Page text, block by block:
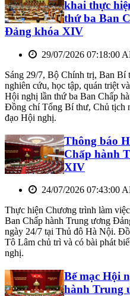
khai thực
thứ ba Ban
Đảng khóa XIV
29/07/2026 07:18:00
Sáng 29/7, Bộ Chính trị, Ban
nghiên cứu, học tập, quán triệt
Hội nghị lần thứ ba Ban Chấp
Đồng chí Tổng Bí thư, Chủ tịch
đạo Hội nghị.
Thông báo
Chấp hành
XIV
24/07/2026 07:43:00
Thực hiện Chương trình làm
Ban Chấp hành Trung ương
ngày 24/7 tại Thủ đô Hà Nội.
Tô Lâm chủ trì và có bài phát
nghị.
Bế mạc Hội
hành Trung